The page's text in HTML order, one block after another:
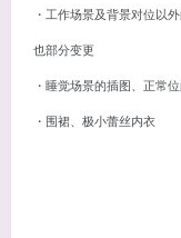
・工作场景及背景对位以
也部分变更
・睡觉场景的插图、正常
・围裙、极小蕾丝内衣